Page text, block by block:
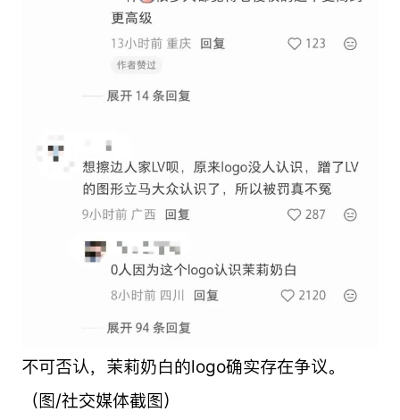
不可否认，茉莉奶白的logo确实存在争议。
（图/社交媒体截图）